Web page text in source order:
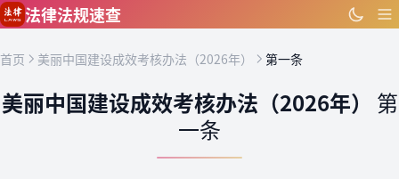
跳到主要内容
法律法规速查
首页 美丽中国建设成效考核办法（2026年） 第一条
美丽中国建设成效考核办法（2026年） 第
一条